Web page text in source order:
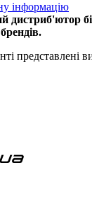
інформацію
дистриб'ютор
представлені